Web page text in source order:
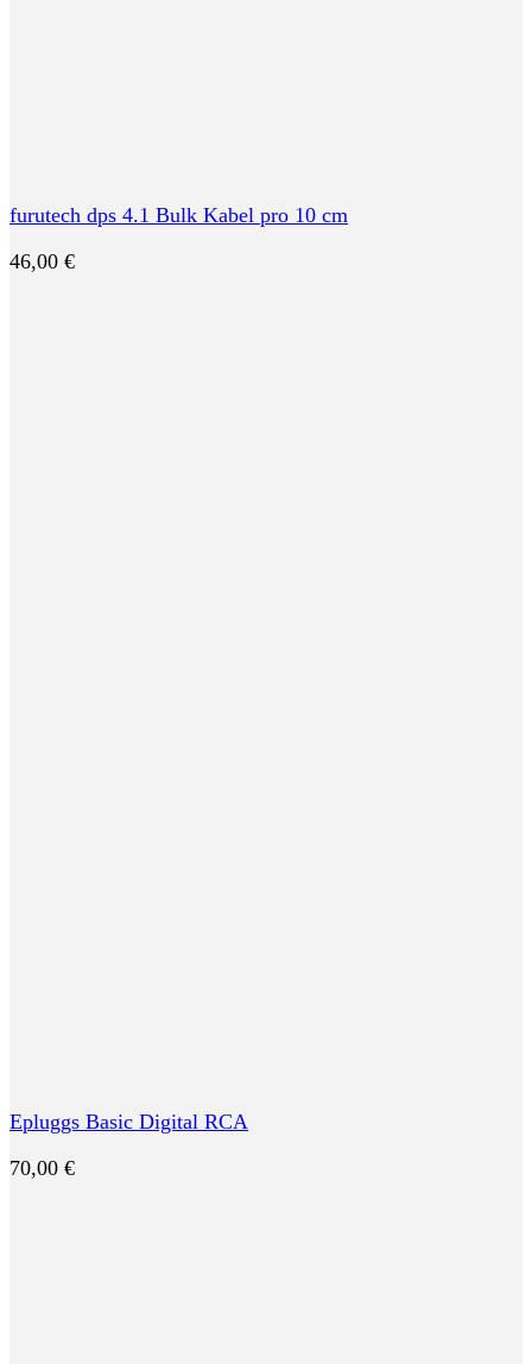
furutech dps 4.1 Bulk Kabel pro 10 cm
46,00 €
Epluggs Basic Digital RCA
70,00 €